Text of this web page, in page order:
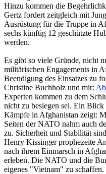
Hinzu kommen die
Gertz fordert zeitgleich mit
Ausrüstung für die Truppe in
sechs künftig 12 geschützte
werden.
Es gibt so viele Gründe, nicht
militärischen Engagements in
Beendigung des Einsatzes zu
Christine Buchholz und mir:
Experten kommen zu dem
nicht zu besiegen sei. Ein
Kämpfe in Afghanistan zeigt:
Seiten der NATO nahm auch
zu. Sicherheit und Stabilität
Henry Kissinger prophezeite
nach ihrem Einmarsch in
erleben. Die NATO und die
eigenes "Vietnam" zu schaffen.